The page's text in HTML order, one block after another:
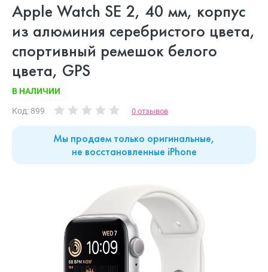
Apple Watch SE 2, 40 мм, корпус
из алюминия серебристого цвета,
спортивный ремешок белого
цвета, GPS
В НАЛИЧИИ
Код: 899 0 отзывов
Мы продаем только оригинальные,
не восстановленные iPhone